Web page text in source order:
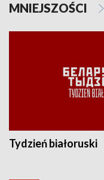
MNIEJSZOŚCI
Tydzień białoruski